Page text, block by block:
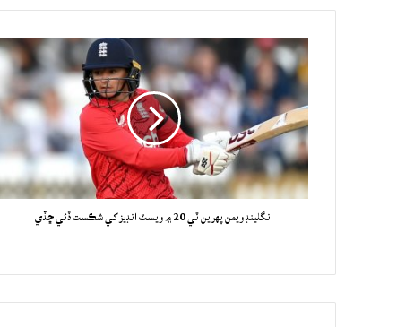
انگلينڊ ويمن پهرين ٽي 20 ۾ ويسٽ انڊيز کي شڪست ڏئي ڇڏي